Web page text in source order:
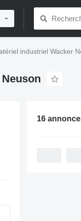
industriel Wacker
16